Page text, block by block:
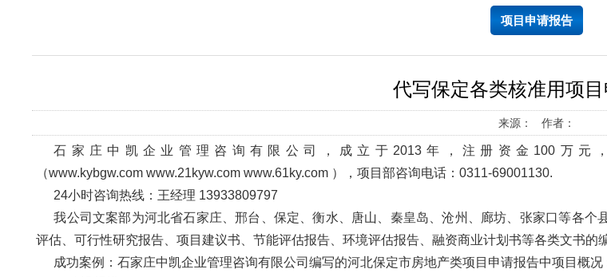
项目申请报告
代写保定各类核准用项
来源： 作者：
石家庄中凯企业管理咨询有限公司，成立于 2013年，注册资金 100 万元
（www.kybgw.com www.21kyw.com www.61ky.com ），项目部咨询电话：0311-69001130.
24小时咨询热线：王经理 13933809797
我公司文案部为河北省石家庄、邢台、保定、衡水、唐山、秦皇岛、沧州、廊坊、张家口等各
评估、可行性研究报告、项目建议书、节能评估报告、环境评估报告、融资商业计划书等各类文书的
成功案例：石家庄中凯企业管理咨询有限公司编写的河北保定市房地产类项目申请报告中项目概况